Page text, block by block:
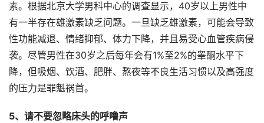
素。根据北京大学男科中心的调查显示，40岁以上男性中
有一半存在雄激素缺乏问题。一旦缺乏雄激素，可能会导致
性功能减退、情绪抑郁、体力下降，并且易受心血管疾病侵
袭。尽管男性在30岁之后每年会有1%至2%的睾酮水平下
降，但吸烟、饮酒、肥胖、熬夜等不良生活习惯以及高强度
的压力是罪魁祸首。
5、请不要忽略床头的呼噜声